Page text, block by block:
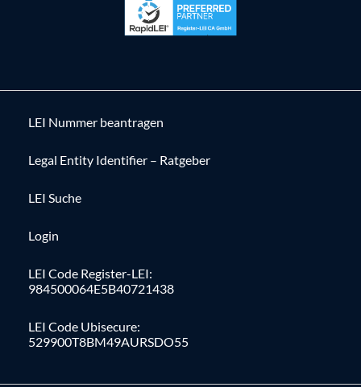
LEI Nummer beantragen
Legal Entity Identifier – Ratgeber
LEI Suche
Login
LEI Code Register-LEI:
984500064E5B40721438
LEI Code Ubisecure:
529900T8BM49AURSDO55